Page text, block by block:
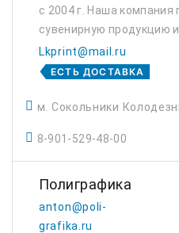
с 2004 г. Наша компания
сувенирную продукцию
полиграфию как с
дружественного
Lkprint@mail.ru
ЕСТЬ ДОСТАВКА
м. Сокольники
8-901-529-48-00
Полиграфика
anton@poli-
grafika.ru